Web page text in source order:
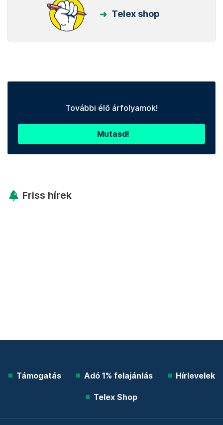
Telex shop
További élő árfolyamok!
Mutasd!
Friss hírek
Támogatás Adó 1% felajánlás Hírlevelek
Telex Shop